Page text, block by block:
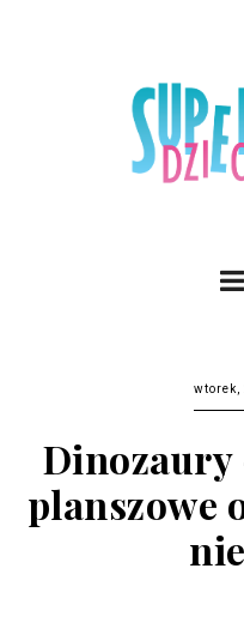
wtorek,
planszowe